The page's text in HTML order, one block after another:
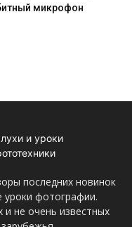
микрофон
последних новинок
уроки фотографии.
и не очень известных